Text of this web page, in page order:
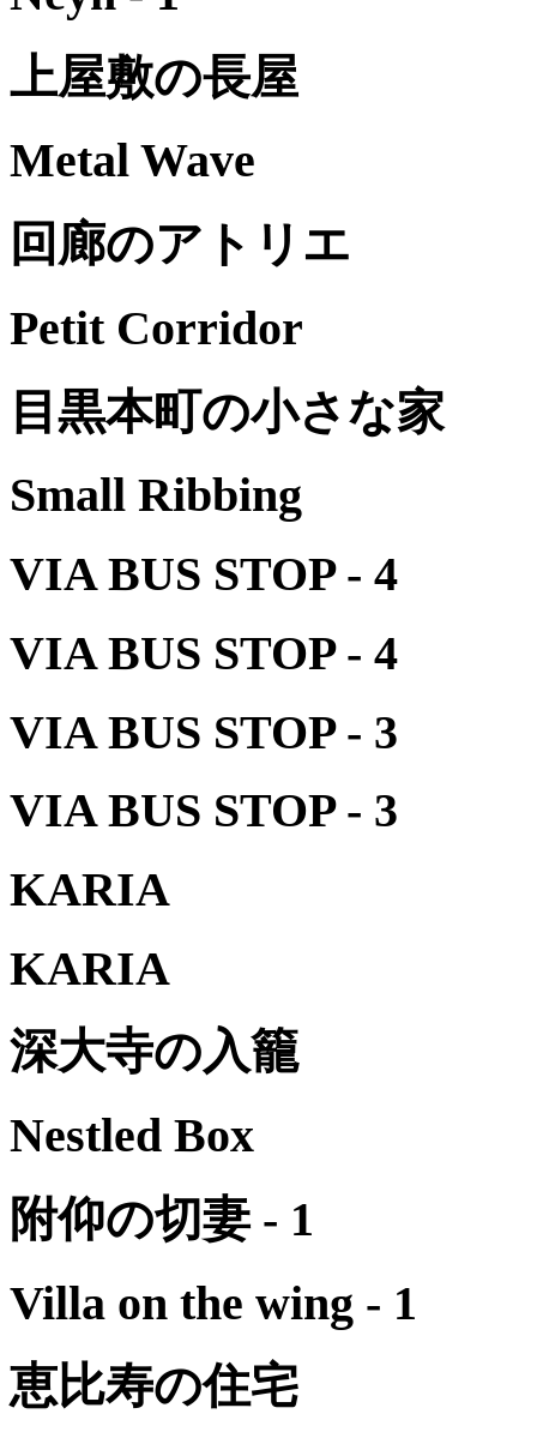
上屋敷の長屋
Metal Wave
回廊のアトリエ
Petit Corridor
目黒本町の小さな家
Small Ribbing
VIA BUS STOP - 4
VIA BUS STOP - 4
VIA BUS STOP - 3
VIA BUS STOP - 3
KARIA
KARIA
深大寺の入籠
Nestled Box
附仰の切妻 - 1
Villa on the wing - 1
恵比寿の住宅